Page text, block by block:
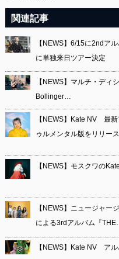
関連記事
【NEWS】6/15に2ndア
に単独来日ツアー決定
【NEWS】マルチ・ディ
Bollinger…
【NEWS】Kate NV 最
ゥルメンタル版をリリース
【NEWS】モスクワの
【NEWS】ニュージャー
による3rdアルバム『
【NEWS】Kate NV ア